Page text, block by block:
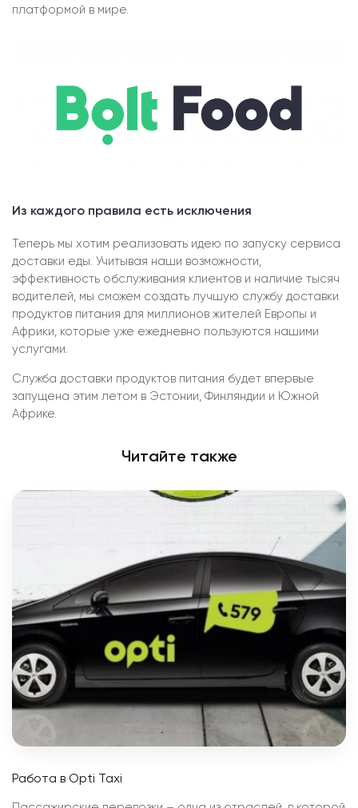
платформой в мире.
Из каждого правила есть исключения
Теперь мы хотим реализовать идею по запуску сервиса
доставки еды. Учитывая наши возможности,
эффективность обслуживания клиентов и наличие тысяч
водителей, мы сможем создать лучшую службу доставки
продуктов питания для миллионов жителей Европы и
Африки, которые уже ежедневно пользуются нашими
услугами.
Служба доставки продуктов питания будет впервые
запущена этим летом в Эстонии, Финляндии и Южной
Африке.
Читайте также
Работа в Opti Taxi